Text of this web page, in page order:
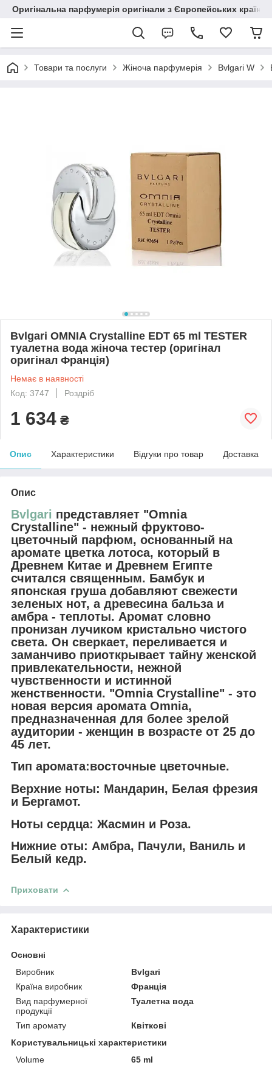
Оригінальна парфумерія оригінали з Європейських країн
Товари та послуги Жіноча парфумерія Bvlgari W
Bvlgari OMNIA Crystalline EDT 65 ml TESTER
туалетна вода жіноча тестер (оригінал
оригінал Франція)
Немає в наявності
Код: 3747
Роздріб
1 634 ₴
Опис Характеристики Відгуки про товар Доставка
Опис
Bvlgari представляет "Omnia
Crystalline" - нежный фруктово-
цветочный парфюм, основанный на
аромате цветка лотоса, который в
Древнем Китае и Древнем Египте
считался священным. Бамбук и
японская груша добавляют свежести
зеленых нот, а древесина бальза и
амбра - теплоты. Аромат словно
пронизан лучиком кристально чистого
света. Он сверкает, переливается и
заманчиво приоткрывает тайну женской
привлекательности, нежной
чувственности и истинной
женственности. "Omnia Crystalline" - это
новая версия аромата Omnia,
предназначенная для более зрелой
аудитории - женщин в возрасте от 25 до
45 лет.
Тип аромата:восточные цветочные.
Верхние ноты: Мандарин, Белая фрезия
и Бергамот.
Ноты сердца: Жасмин и Роза.
Нижние оты: Амбра, Пачули, Ваниль и
Белый кедр.
Приховати
Характеристики
Основні
Виробник
Bvlgari
Країна виробник
Франція
Вид парфумерної
продукції
Туалетна вода
Тип аромату
Квіткові
Користувальницькі характеристики
Volume
65 ml